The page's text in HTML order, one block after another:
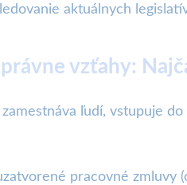
aktuálnych
vzťahy:
ľudí, vstupuje
pracovné zmluvy